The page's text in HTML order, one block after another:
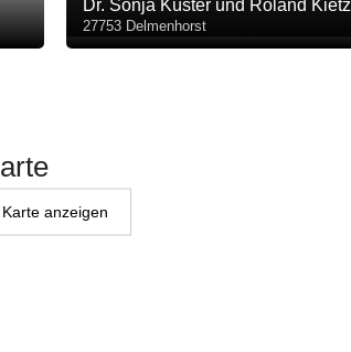
Dr. Sonja Küster und Roland Kietz
27753 Delmenhorst
Karte anzeigen